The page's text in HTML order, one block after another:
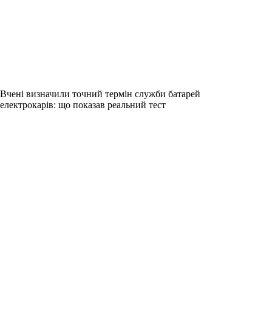
Вчені визначили точний термін служби батарей
електрокарів: що показав реальний тест